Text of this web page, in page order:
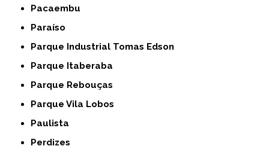
Pacaembu
Paraíso
Parque Industrial Tomas Edson
Parque Itaberaba
Parque Rebouças
Parque Vila Lobos
Paulista
Perdizes